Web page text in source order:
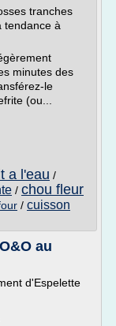
tranches
tendance à
minutes des
le
(ou...
a l'eau /
/ chou fleur
/ cuisson
au
d'Espelette